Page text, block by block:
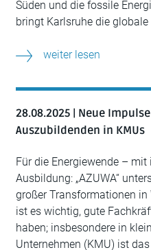
Süden und die fossile
bringt Karlsruhe die
weiter lesen
28.08.2025 | Neue
Auszubildenden in KMUs
Für die Energiewende –
Ausbildung: „AZUWA“
großer Transformationen
ist es wichtig, gute
haben; insbesondere in
Unternehmen (KMU) ist